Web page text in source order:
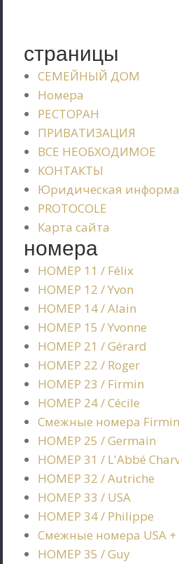
страницы
СЕМЕЙНЫЙ ДОМ
Номера
РЕСТОРАН
ПРИВАТИЗАЦИЯ
ВСЕ НЕОБХОДИМОЕ
КОНТАКТЫ
Юридическая
PROTOCOLE
Карта сайта
номера
НОМЕР 11 / Félix
НОМЕР 12 / Yvon
НОМЕР 14 / Alain
НОМЕР 15 / Yvonne
НОМЕР 21 / Gérard
НОМЕР 22 / Roger
НОМЕР 23 / Firmin
НОМЕР 24 / Cécile
Смежные номера Firmin
НОМЕР 25 / Germain
НОМЕР 31 / L'Abbé
НОМЕР 32 / Autriche
НОМЕР 33 / USA
НОМЕР 34 / Philippe
Смежные номера USA +
НОМЕР 35 / Guy